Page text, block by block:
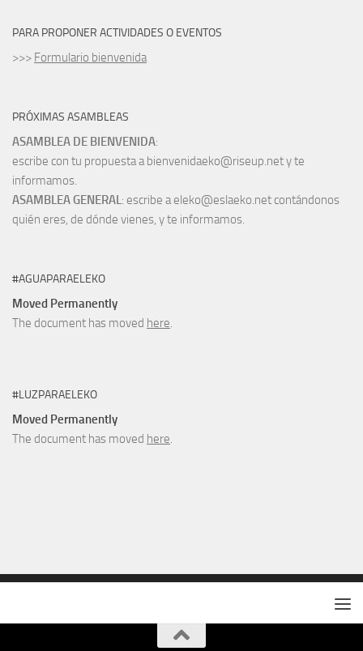
PARA PROPONER ACTIVIDADES O EVENTOS
>>> Formulario bienvenida
PRÓXIMAS ASAMBLEAS
ASAMBLEA DE BIENVENIDA:
escribe con tu propuesta a bienvenidaeko@riseup.net y te
informamos.
ASAMBLEA GENERAL: escribe a eleko@eslaeko.net contándonos
quién eres, de dónde vienes, y te informamos.
#AGUAPARAELEKO
Moved Permanently
The document has moved here.
#LUZPARAELEKO
Moved Permanently
The document has moved here.